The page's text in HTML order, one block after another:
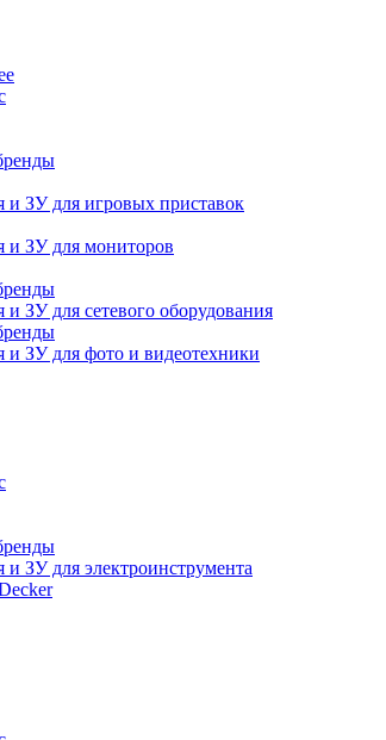
и ЗУ для игровых приставок
и ЗУ для мониторов
и ЗУ для сетевого оборудования
и ЗУ для фото и видеотехники
и ЗУ для электроинструмента